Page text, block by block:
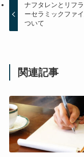
ナフタレンとリフ
ーセラミックファ
ついて
関連記事